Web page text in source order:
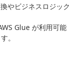
やビジネスロジック
Glue が利用可能
。